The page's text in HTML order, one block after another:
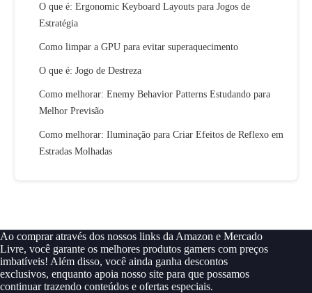
O que é: Ergonomic Keyboard Layouts para Jogos de
Estratégia
Como limpar a GPU para evitar superaquecimento
O que é: Jogo de Destreza
Como melhorar: Enemy Behavior Patterns Estudando para
Melhor Previsão
Como melhorar: Iluminação para Criar Efeitos de Reflexo em
Estradas Molhadas
Ao comprar através dos nossos links da Amazon e Mercado
Livre, você garante os melhores produtos gamers com preços
imbatíveis! Além disso, você ainda ganha descontos
exclusivos, enquanto apoia nosso site para que possamos
continuar trazendo conteúdos e ofertas especiais.